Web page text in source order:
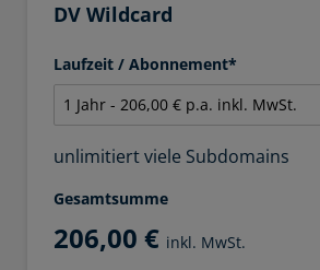
DV Wildcard
Laufzeit / Abonnement*
unlimitiert viele Subdomains
Gesamtsumme
206,00 € inkl. MwSt.